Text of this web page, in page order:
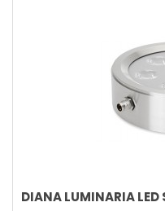
DIANA LUMINARIA